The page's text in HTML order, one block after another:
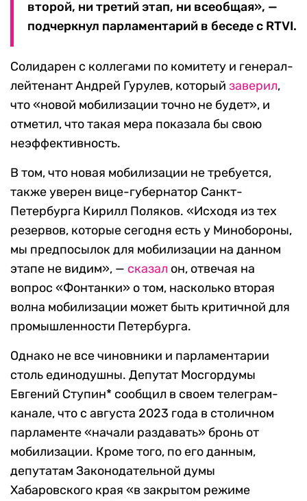
второй, ни третий этап, ни всеобщая», —
подчеркнул парламентарий в беседе с RTVI.
Солидарен с коллегами по комитету и генерал-
лейтенант Андрей Гурулев, который заверил,
что «новой мобилизации точно не будет», и
отметил, что такая мера показала бы свою
неэффективность.
В том, что новая мобилизации не требуется,
также уверен вице-губернатор Санкт-
Петербурга Кирилл Поляков. «Исходя из тех
резервов, которые сегодня есть у Минобороны,
мы предпосылок для мобилизации на данном
этапе не видим», — сказал он, отвечая на
вопрос «Фонтанки» о том, насколько вторая
волна мобилизации может быть критичной для
промышленности Петербурга.
Однако не все чиновники и парламентарии
столь единодушны. Депутат Мосгордумы
Евгений Ступин* сообщил в своем телеграм-
канале, что с августа 2023 года в столичном
парламенте «начали раздавать» бронь от
мобилизации. Кроме того, по его данным,
депутатам Законодательной думы
Хабаровского края «в закрытом режиме